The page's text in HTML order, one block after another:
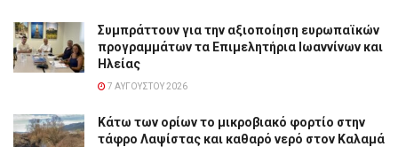
Συμπράττουν για την αξιοποίηση ευρωπαϊκών
προγραμμάτων τα Επιμελητήρια Ιωαννίνων και
Ηλείας
7 ΑΥΓΟΎΣΤΟΥ 2026
Κάτω των ορίων το μικροβιακό φορτίο στην
τάφρο Λαψίστας και καθαρό νερό στον Καλαμά